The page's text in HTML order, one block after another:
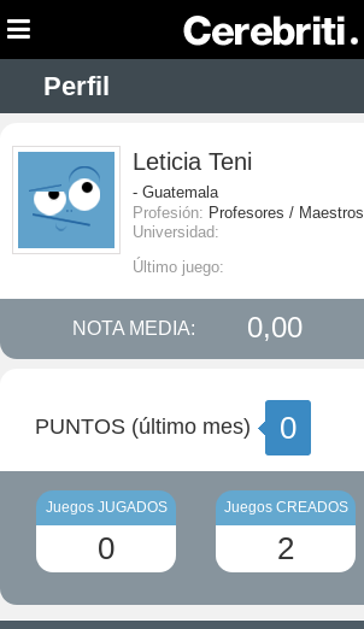
Perfil
Leticia Teni
- Guatemala
Profesión: Profesores / Maestros
Universidad:
Último juego:
NOTA MEDIA: 0,00
PUNTOS (último mes) 0
Juegos JUGADOS
0
Juegos CREADOS
2